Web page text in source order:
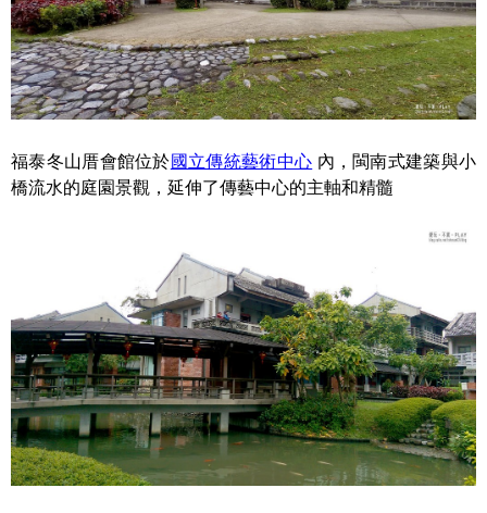
福泰冬山厝會館位於國立傳統藝術中心 內，閩南式建築與小
橋流水的庭園景觀，延伸了傳藝中心的主軸和精髓